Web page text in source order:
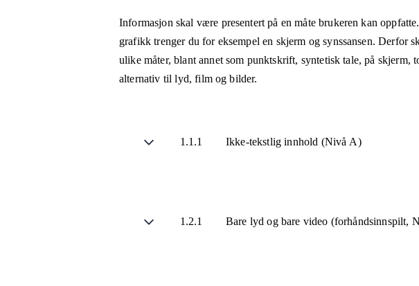
Informasjon skal være presentert på en måte brukeren kan
grafikk trenger du for eksempel en skjerm og synssansen. Derfor
ulike måter, blant annet som punktskrift, syntetisk tale, på
alternativ til lyd, film og bilder.
1.1.1 Ikke-tekstlig innhold (Nivå A)
1.2.1 Bare lyd og bare video (forhåndsinnspilt,